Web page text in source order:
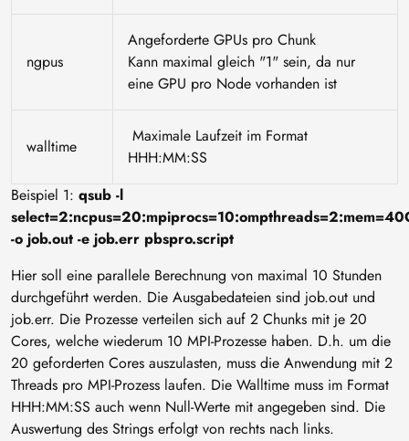
ngpus
Angeforderte GPUs pro Chunk
Kann maximal gleich "1" sein, da nur
eine GPU pro Node vorhanden ist
walltime
Maximale Laufzeit im Format
HHH:MM:SS
Beispiel 1: qsub -l
-o job.out -e job.err pbspro.script
Hier soll eine parallele Berechnung von maximal 10 Stunden
durchgeführt werden. Die Ausgabedateien sind job.out und
job.err. Die Prozesse verteilen sich auf 2 Chunks mit je 20
Cores, welche wiederum 10 MPI-Prozesse haben. D.h. um die
20 geforderten Cores auszulasten, muss die Anwendung mit 2
Threads pro MPI-Prozess laufen. Die Walltime muss im Format
HHH:MM:SS auch wenn Null-Werte mit angegeben sind. Die
Auswertung des Strings erfolgt von rechts nach links.